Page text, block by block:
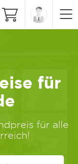
für
für alle